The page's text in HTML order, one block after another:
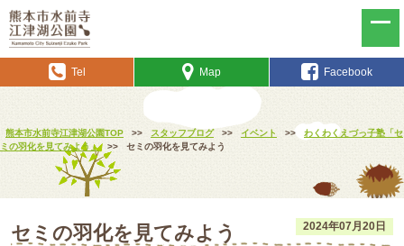
Tel Map Facebook
熊本市水前寺江津湖公園TOP >> スタッフブログ >> イベント >>
わくわくえづっ子塾「セ
ミの羽化を見てみよう」
>> セミの羽化を見てみよう
2024年07月20日
セミの羽化を見てみよう